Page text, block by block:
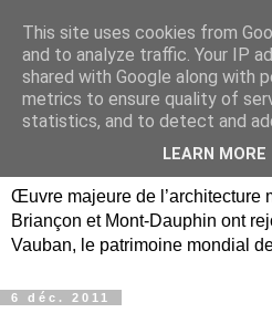
Briançon,
Vauban
Œuvre majeure de l’architecture
Briançon et Mont-Dauphin ont
Vauban, le patrimoine mondial
6 déc. 2011
This site uses cookies from
and to analyze traffic. Your IP
shared with Google along with
metrics to ensure quality of
statistics, and to detect and
LEARN MORE